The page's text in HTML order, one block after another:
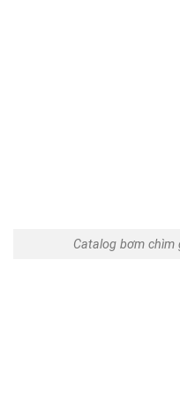
Catalog bơm chìm